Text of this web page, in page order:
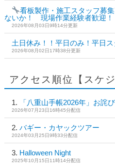
看板製作・施工スタッフ募集
ないか！ 現場作業経験者歓迎！
2026年08月03日9時14分更新
土日休み！！平日のみ！平日ス
2026年08月02日17時38分更新
アクセス順位【スケ
「八重山手帳2026年」お詫
2026年07月23日16時45分配信
バギー・カヤックツアー
2024年03月25日9時33分配信
Halloween Night
2025年10月15日11時14分配信